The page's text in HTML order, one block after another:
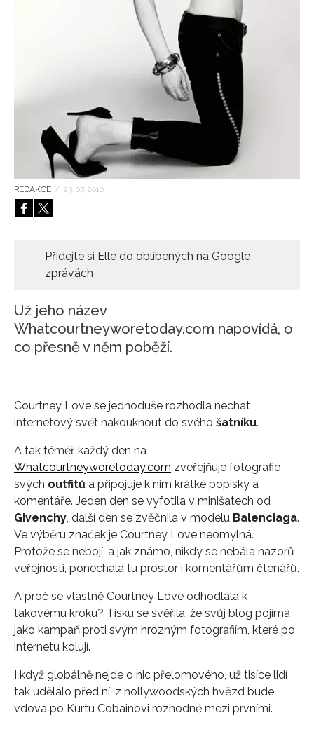
REDAKCE / 23. 07. 2010
Přidejte si Elle do oblíbených na Google
zprávách
Už jeho název
Whatcourtneyworetoday.com napovídá, o
co přesně v něm poběží.
Courtney Love se jednoduše rozhodla nechat
internetový svět nakouknout do svého šatníku.
A tak téměř každý den na
Whatcourtneyworetoday.com zveřejňuje fotografie
svých outfitů a připojuje k nim krátké popisky a
komentáře. Jeden den se vyfotila v minišatech od
Givenchy, další den se zvěčnila v modelu Balenciaga.
Ve výběru značek je Courtney Love neomylná.
Protože se nebojí, a jak známo, nikdy se nebála názorů
veřejnosti, ponechala tu prostor i komentářům čtenářů.
A proč se vlastně Courtney Love odhodlala k
takovému kroku? Tisku se svěřila, že svůj blog pojímá
jako kampaň proti svým hrozným fotografiím, které po
internetu kolují.
I když globálně nejde o nic přelomového, už tisíce lidí
tak udělalo před ní, z hollywoodských hvězd bude
vdova po Kurtu Cobainovi rozhodně mezi prvními.